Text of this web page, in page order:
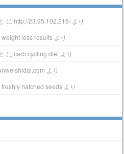
に http://23.95.102.216/ より
weight loss results より
にcarb cycling diet より
より
freshly hatched seeds より